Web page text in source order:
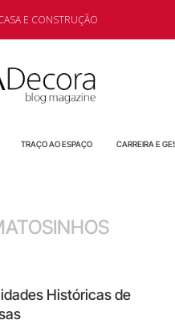
E CONSTRUÇÃO
TRAÇO AO ESPAÇO CARREIRA E
Históricas de